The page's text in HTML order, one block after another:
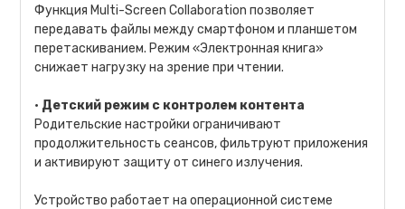
Функция Multi-Screen Collaboration позволяет
передавать файлы между смартфоном и планшетом
перетаскиванием. Режим «Электронная книга»
снижает нагрузку на зрение при чтении.
• Детский режим с контролем контента
Родительские настройки ограничивают
продолжительность сеансов, фильтруют приложения
и активируют защиту от синего излучения.
Устройство работает на операционной системе